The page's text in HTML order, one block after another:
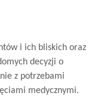
i ich bliskich oraz
decyzji o
z potrzebami
medycznymi.